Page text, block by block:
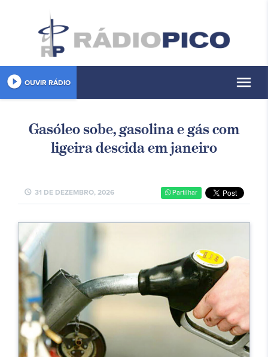
play_circle_filled OUVIR RÁDIO menu
Gasóleo sobe, gasolina e gás com
ligeira descida em janeiro
schedule 31 DE DEZEMBRO, 2026 Partilhar